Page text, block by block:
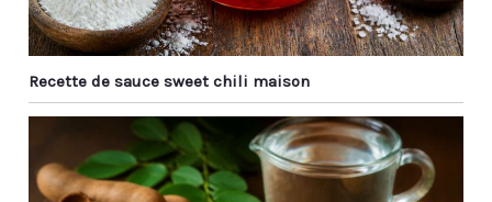
Recette de sauce sweet chili maison